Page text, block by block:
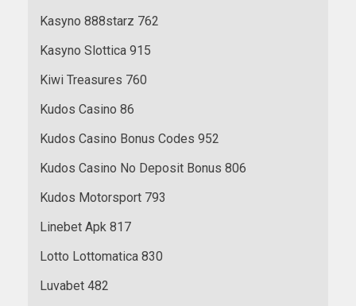
Kasyno 888starz 762
Kasyno Slottica 915
Kiwi Treasures 760
Kudos Casino 86
Kudos Casino Bonus Codes 952
Kudos Casino No Deposit Bonus 806
Kudos Motorsport 793
Linebet Apk 817
Lotto Lottomatica 830
Luvabet 482